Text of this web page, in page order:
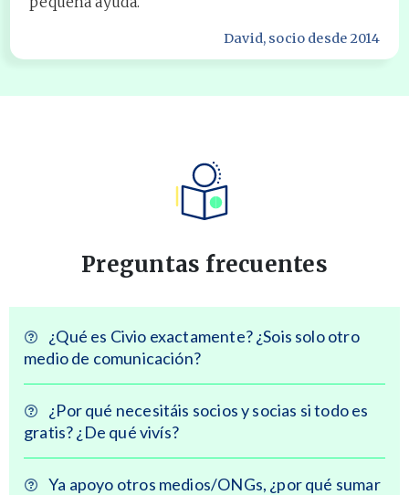
David, socio desde 2014
Preguntas frecuentes
¿Qué es Civio exactamente? ¿Sois solo otro
medio de comunicación?
¿Por qué necesitáis socios y socias si todo es
gratis? ¿De qué vivís?
Ya apoyo otros medios/ONGs, ¿por qué sumar